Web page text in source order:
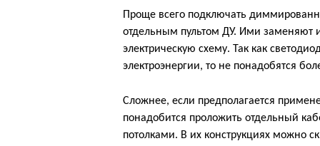
Проще всего подключать
отдельным пультом ДУ. Ими заменяют
электрическую схему. Так как
электроэнергии, то не понадобятся
Сложнее, если предполагается
понадобится проложить отдельный
потолками. В их конструкциях можно